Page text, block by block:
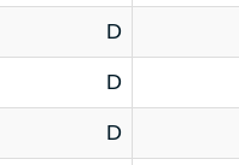
D
D
D